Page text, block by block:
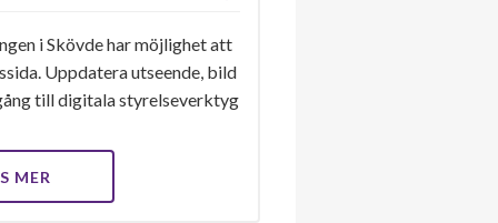
i Skövde har möjlighet att
Uppdatera utseende, bild
till digitala styrelseverktyg
MER